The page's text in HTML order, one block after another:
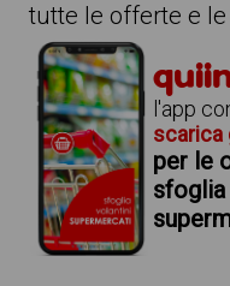
tutte le offerte e
l'app
scarica
per le